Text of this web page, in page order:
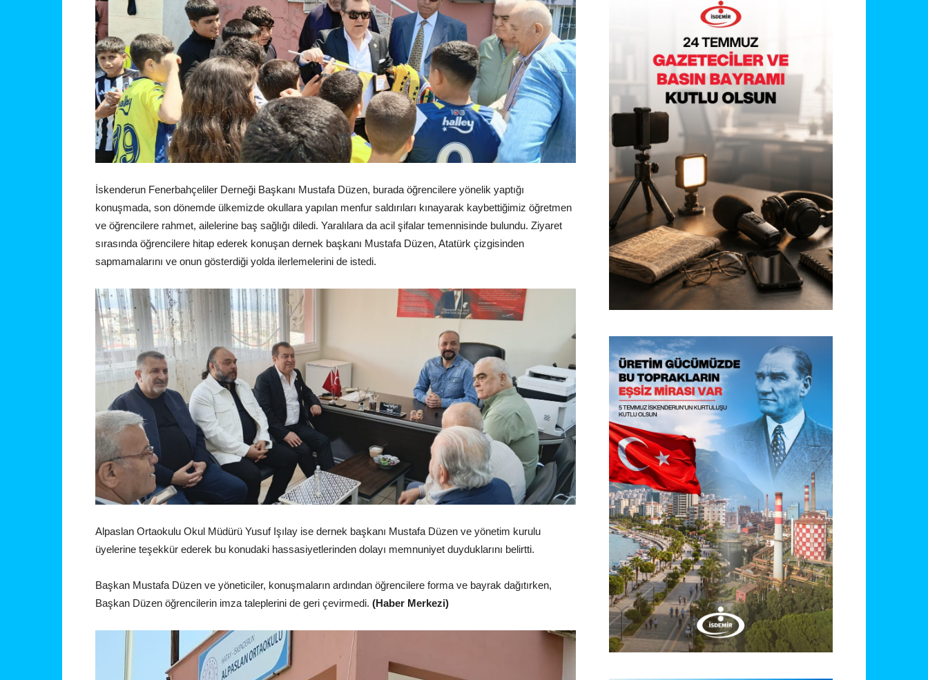
İskenderun Fenerbahçeliler Derneği Başkanı Mustafa Düzen, burada öğrencilere yönelik yaptığı
konuşmada, son dönemde ülkemizde okullara yapılan menfur saldırıları kınayarak kaybettiğimiz öğretmen
ve öğrencilere rahmet, ailelerine baş sağlığı diledi. Yaralılara da acil şifalar temennisinde bulundu. Ziyaret
sırasında öğrencilere hitap ederek konuşan dernek başkanı Mustafa Düzen, Atatürk çizgisinden
sapmamalarını ve onun gösterdiği yolda ilerlemelerini de istedi.
Alpaslan Ortaokulu Okul Müdürü Yusuf Işılay ise dernek başkanı Mustafa Düzen ve yönetim kurulu
üyelerine teşekkür ederek bu konudaki hassasiyetlerinden dolayı memnuniyet duyduklarını belirtti.
Başkan Mustafa Düzen ve yöneticiler, konuşmaların ardından öğrencilere forma ve bayrak dağıtırken,
Başkan Düzen öğrencilerin imza taleplerini de geri çevirmedi. (Haber Merkezi)